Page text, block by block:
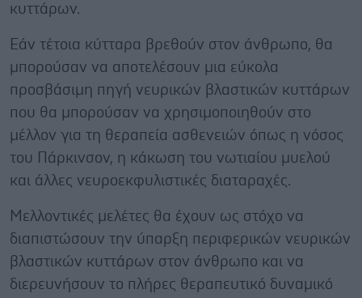
κυττάρων.
Εάν τέτοια κύτταρα βρεθούν στον άνθρωπο, θα
μπορούσαν να αποτελέσουν μια εύκολα
προσβάσιμη πηγή νευρικών βλαστικών κυττάρων
που θα μπορούσαν να χρησιμοποιηθούν στο
μέλλον για τη θεραπεία ασθενειών όπως η νόσος
του Πάρκινσον, η κάκωση του νωτιαίου μυελού
και άλλες νευροεκφυλιστικές διαταραχές.
Μελλοντικές μελέτες θα έχουν ως στόχο να
διαπιστώσουν την ύπαρξη περιφερικών νευρικών
βλαστικών κυττάρων στον άνθρωπο και να
διερευνήσουν το πλήρες θεραπευτικό δυναμικό